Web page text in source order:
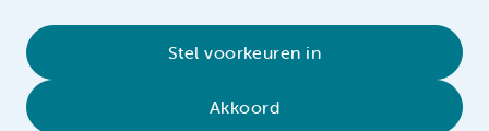
Stel voorkeuren in
Akkoord
© 2026 Amsterdam UMC • Privacybeleid